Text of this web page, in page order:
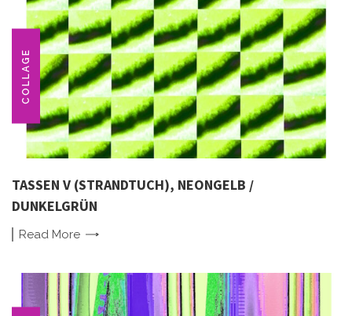
COLLAGE
TASSEN V (STRANDTUCH), NEONGELB /
DUNKELGRÜN
Read More